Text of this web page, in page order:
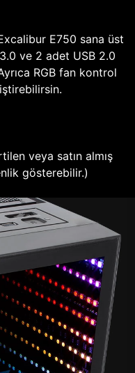
E750 sana üst
ve 2 adet USB 2.0
RGB fan kontrol
veya satın almış
gösterebilir.)